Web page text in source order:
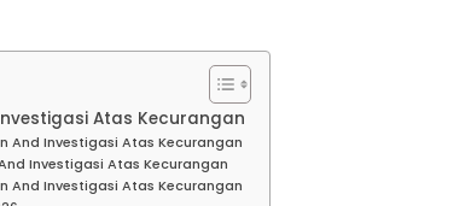
Atas Kecurangan
And Investigasi Atas Kecurangan
Investigasi Atas Kecurangan
And Investigasi Atas Kecurangan